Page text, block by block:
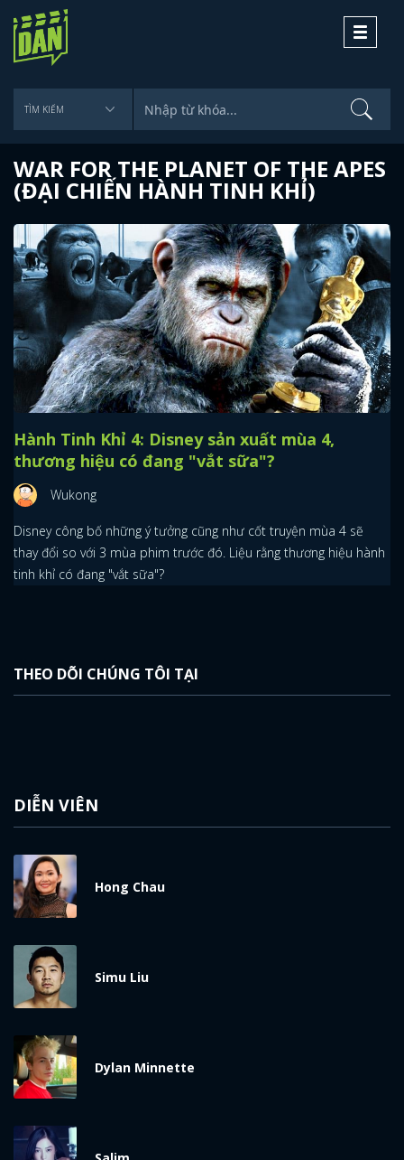
ĐĂNG NHẬP
Toggle
WAR FOR THE PLANET OF THE APES
(ĐẠI CHIẾN HÀNH TINH KHỈ)
Hành Tinh Khỉ 4: Disney sản xuất mùa 4,
thương hiệu có đang "vắt sữa"?
Wukong
Disney công bố những ý tưởng cũng như cốt truyện mùa 4 sẽ
thay đổi so với 3 mùa phim trước đó. Liệu rằng thương hiệu hành
tinh khỉ có đang "vắt sữa"?
THEO DÕI CHÚNG TÔI TẠI
DIỄN VIÊN
Hong Chau
Simu Liu
Dylan Minnette